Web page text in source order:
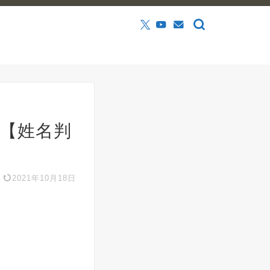
姓名判
2021年10月18日